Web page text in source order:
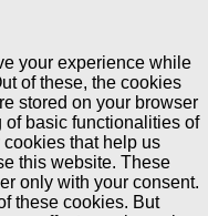
your experience while
of these, the cookies
stored on your browser
of basic functionalities of
that help us
this website. These
only with your consent.
these cookies. But